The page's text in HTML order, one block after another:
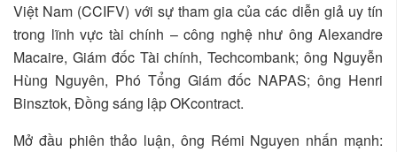
Việt Nam (CCIFV) với sự tham gia của các diễn giả uy tín
trong lĩnh vực tài chính – công nghệ như ông Alexandre
Macaire, Giám đốc Tài chính, Techcombank; ông Nguyễn
Hùng Nguyên, Phó Tổng Giám đốc NAPAS; ông Henri
Binsztok, Đồng sáng lập OKcontract.
Mở đầu phiên thảo luận, ông Rémi Nguyen nhấn mạnh: